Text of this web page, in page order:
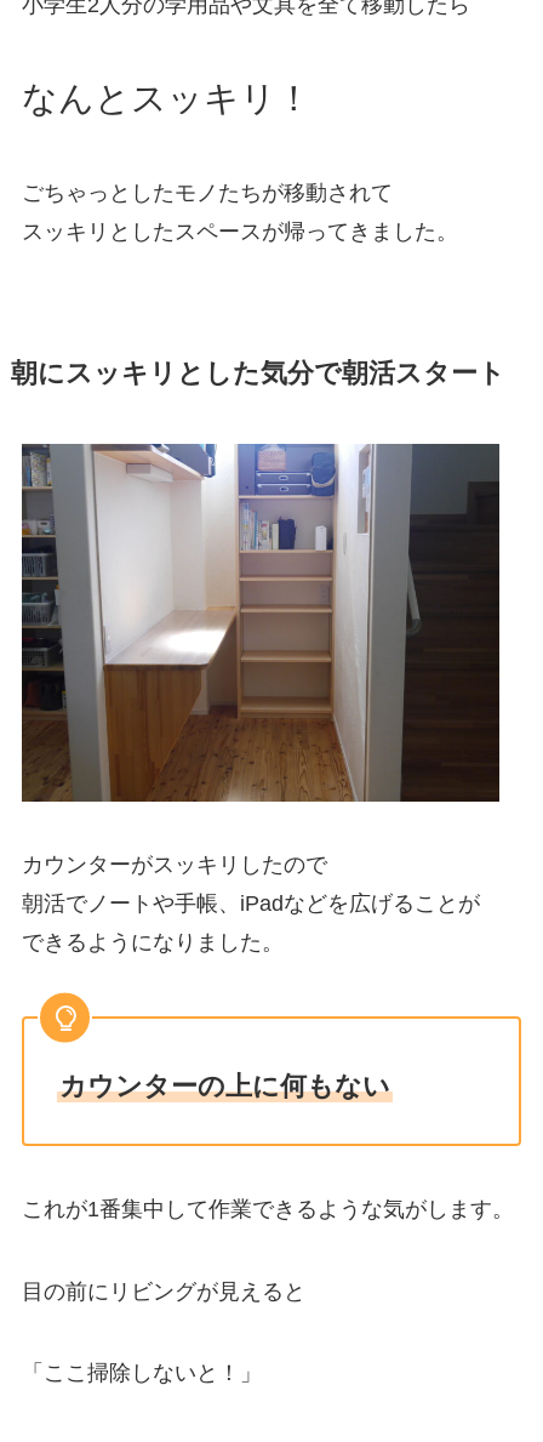
なんとスッキリ！
ごちゃっとしたモノたちが移動されて
スッキリとしたスペースが帰ってきました。
朝にスッキリとした気分で朝活スタート
カウンターがスッキリしたので
朝活でノートや手帳、iPadなどを広げることが
できるようになりました。
カウンターの上に何もない
これが1番集中して作業できるような気がします。
目の前にリビングが見えると
「ここ掃除しないと！」